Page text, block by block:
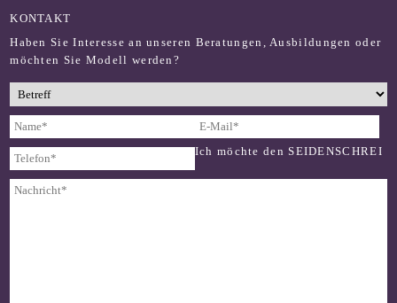
KONTAKT
Haben Sie Interesse an unseren Beratungen, Ausbildungen oder
möchten Sie Modell werden?
Ich möchte den SEIDENSCHREI